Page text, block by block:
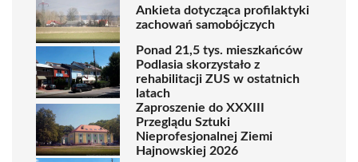
Ankieta dotycząca profilaktyki
zachowań samobójczych
Ponad 21,5 tys. mieszkańców
Podlasia skorzystało z
rehabilitacji ZUS w ostatnich
latach
Zaproszenie do XXXIII
Przeglądu Sztuki
Nieprofesjonalnej Ziemi
Hajnowskiej 2026